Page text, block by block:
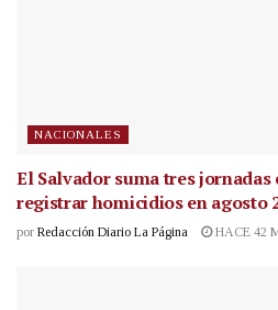
NACIONALES
El Salvador suma tres jornadas
registrar homicidios en agosto
por Redacción Diario La Página HACE 42